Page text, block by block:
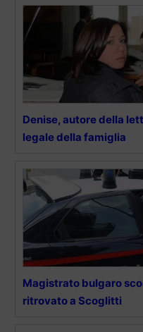
Denise, autore della
legale della famiglia
Magistrato bulgaro
ritrovato a Scoglitti